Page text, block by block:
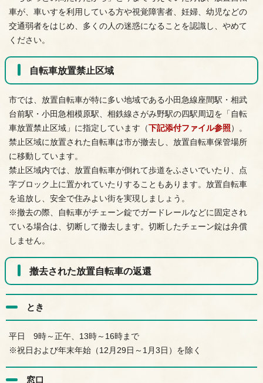
車が、車いすを利用している方や視覚障害者、妊婦、幼児などの
交通弱者をはじめ、多くの人の迷惑になることを認識し、やめて
ください。
自転車放置禁止区域
市では、放置自転車が特に多い地域である小田急線座間駅・相武
台前駅・小田急相模原駅、相鉄線さがみ野駅の四駅周辺を「自転
車放置禁止区域」に指定しています（下記添付ファイル参照 ）。
禁止区域に放置された自転車は市が撤去し、放置自転車保管場所
に移動しています。
禁止区域内では、放置自転車が倒れて歩道をふさいでいたり、点
字ブロック上に置かれていたりすることもあります。放置自転車
を追放し、安全で住みよい街を実現しましょう。
※撤去の際、自転車がチェーン錠でガードレールなどに固定され
ている場合は、切断して撤去します。切断したチェーン錠は弁償
しません。
撤去された放置自転車の返還
とき
平日 9時～正午、13時～16時まで
※祝日および年末年始（12月29日～1月3日）を除く
窓口